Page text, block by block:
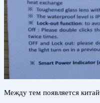
Между тем появляется